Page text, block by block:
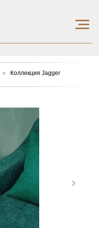
» Коллекция Jagger